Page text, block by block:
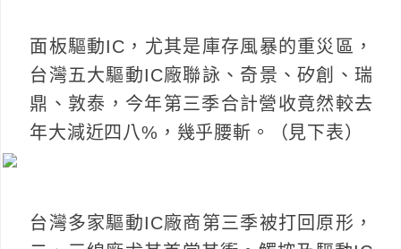
面板驅動IC，尤其是庫存風暴的重災區，
台灣五大驅動IC廠聯詠、奇景、矽創、瑞
鼎、敦泰，今年第三季合計營收竟然較去
年大減近四八%，幾乎腰斬。（見下表）
台灣多家驅動IC廠商第三季被打回原形，